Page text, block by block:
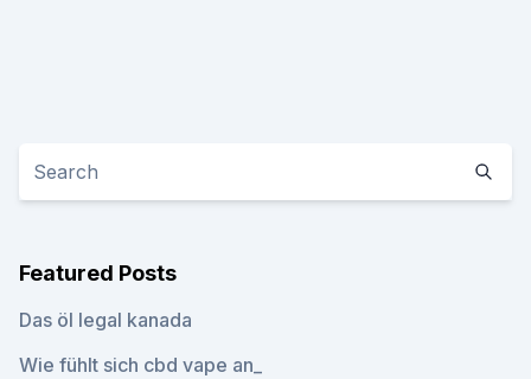
Featured Posts
Das öl legal kanada
Wie fühlt sich cbd vape an_